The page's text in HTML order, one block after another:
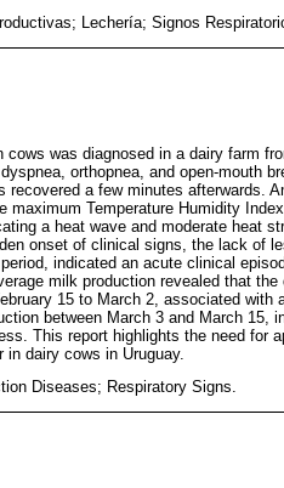
Lechería; Signos
was diagnosed in a dairy farm
orthopnea, and open-mouth
a few minutes afterwards.
Temperature Humidity
a heat wave and moderate heat
onset of clinical signs, the lack of
indicated an acute clinical
milk production revealed that
15 to March 2, associated with
between March 3 and March 15,
This report highlights the need for
dairy cows in Uruguay.
Diseases; Respiratory Signs.